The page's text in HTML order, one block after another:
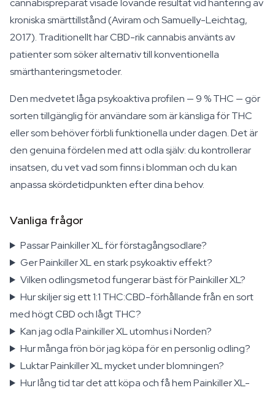
cannabispreparat visade lovande resultat vid hantering av
kroniska smärttillstånd (Aviram och Samuelly-Leichtag,
2017). Traditionellt har CBD-rik cannabis använts av
patienter som söker alternativ till konventionella
smärthanteringsmetoder.
Den medvetet låga psykoaktiva profilen — 9 % THC — gör
sorten tillgänglig för användare som är känsliga för THC
eller som behöver förbli funktionella under dagen. Det är
den genuina fördelen med att odla själv: du kontrollerar
insatsen, du vet vad som finns i blomman och du kan
anpassa skördetidpunkten efter dina behov.
Vanliga frågor
Passar Painkiller XL för förstagångsodlare?
Ger Painkiller XL en stark psykoaktiv effekt?
Vilken odlingsmetod fungerar bäst för Painkiller XL?
Hur skiljer sig ett 1:1 THC:CBD-förhållande från en sort
med högt CBD och lågt THC?
Kan jag odla Painkiller XL utomhus i Norden?
Hur många frön bör jag köpa för en personlig odling?
Luktar Painkiller XL mycket under blomningen?
Hur lång tid tar det att köpa och få hem Painkiller XL-